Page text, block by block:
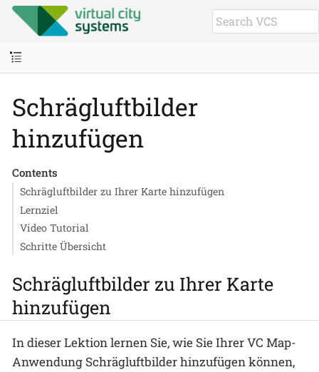
Schrägluftbilder
hinzufügen
Contents
Schrägluftbilder zu Ihrer Karte hinzufügen
Lernziel
Video Tutorial
Schritte Übersicht
Schrägluftbilder zu Ihrer Karte
hinzufügen
In dieser Lektion lernen Sie, wie Sie Ihrer VC Map-
Anwendung Schrägluftbilder hinzufügen können,